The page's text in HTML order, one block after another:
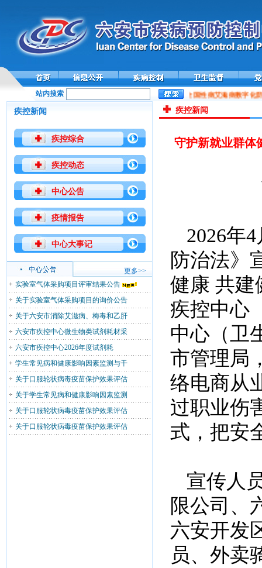
站内搜索 全国性病艾滋病数字化
疾控新闻
疾控综合
疾控动态
中心公告
疫情报告
中心大事记
更多>>
实验室气体采购项目评审结果公告
关于实验室气体采购项目的询价公告
关于六安市消除艾滋病、梅毒和乙肝
六安市疾控中心微生物类试剂耗材采
六安市疾控中心2026年度试剂耗
学生常见病和健康影响因素监测与干
关于口服轮状病毒疫苗保护效果评估
关于学生常见病和健康影响因素监测
关于口服轮状病毒疫苗保护效果评估
关于口服轮状病毒疫苗保护效果评估
疾控新闻
守护新就业群体
2026年
防治法》
健康 共建
疾控中心
中心（卫
市管理局
络电商从
过职业伤
式，把安
宣传人
限公司、
六安开发
员、外卖